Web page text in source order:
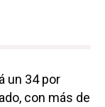
un 34 por
con más de